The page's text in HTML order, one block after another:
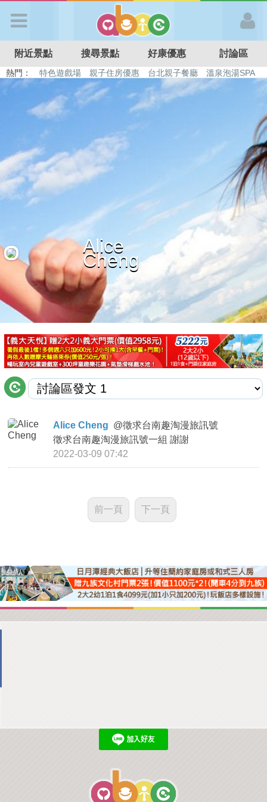
APP登入
首 頁
搜尋景點
好康優惠
最新留言
商家合作
推薦景點
討論區
聯絡我們
APP下載
附近景點 搜尋景點 好康優惠 討論區
熱門： 特色遊戲場 親子住房優惠 台北親子餐廳
溫泉泡湯SPA
溜滑梯民宿
觀光工廠 日本親子景點
Alice
Cheng
Alice Cheng @徵求台南趣淘漫旅訊號
徵求台南趣淘漫旅訊號一組 謝謝
2022-03-09 07:42
前一頁 下一頁